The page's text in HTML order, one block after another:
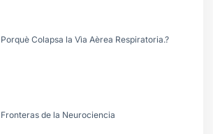
Porquè Colapsa la Vìa Aèrea Respiratoria.?
Fronteras de la Neurociencia